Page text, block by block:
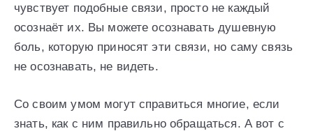
чувствует подобные связи, просто не каждый
осознаёт их. Вы можете осознавать душевную
боль, которую приносят эти связи, но саму связь
не осознавать, не видеть.
Со своим умом могут справиться многие, если
знать, как с ним правильно обращаться. А вот с